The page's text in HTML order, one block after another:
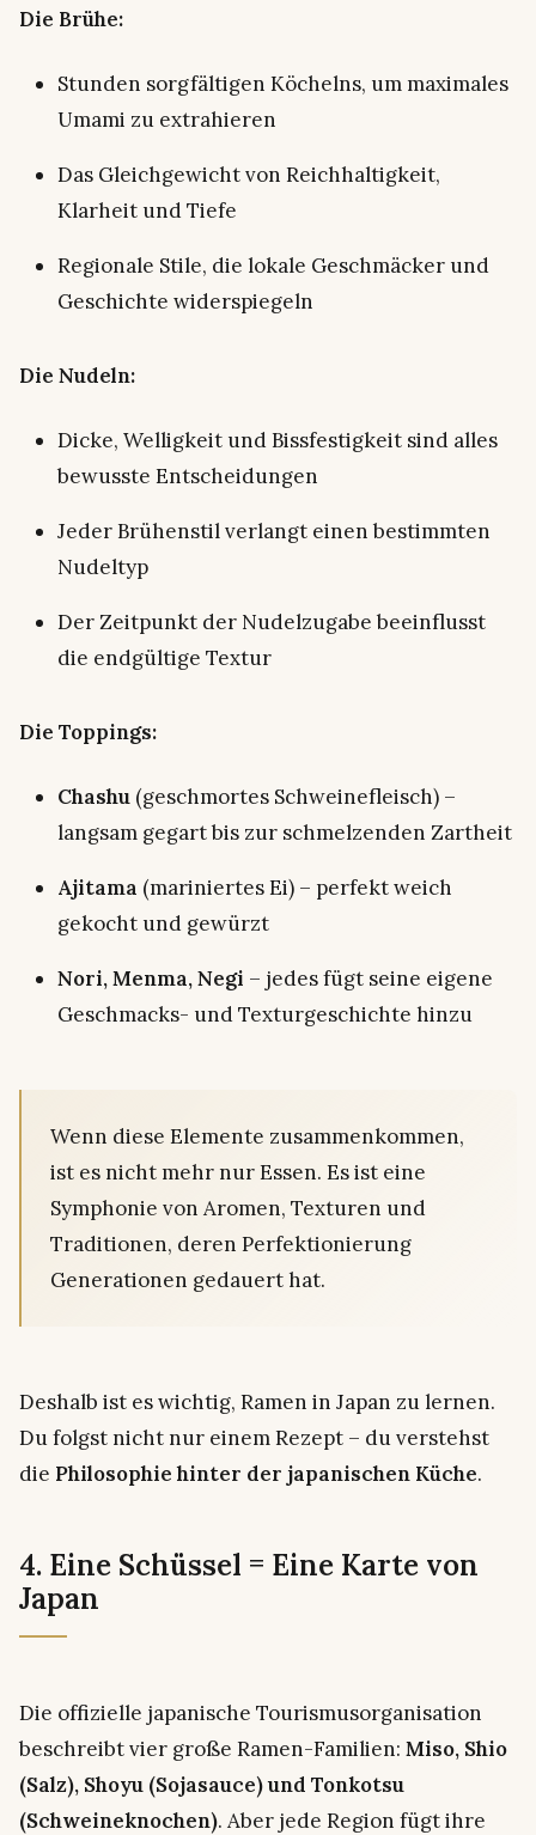
Die Brühe:
Stunden sorgfältigen Köchelns, um maximales
Umami zu extrahieren
Das Gleichgewicht von Reichhaltigkeit,
Klarheit und Tiefe
Regionale Stile, die lokale Geschmäcker und
Geschichte widerspiegeln
Die Nudeln:
Dicke, Welligkeit und Bissfestigkeit sind alles
bewusste Entscheidungen
Jeder Brühenstil verlangt einen bestimmten
Nudeltyp
Der Zeitpunkt der Nudelzugabe beeinflusst
die endgültige Textur
Die Toppings:
Chashu (geschmortes Schweinefleisch) –
langsam gegart bis zur schmelzenden Zartheit
Ajitama (mariniertes Ei) – perfekt weich
gekocht und gewürzt
Nori, Menma, Negi – jedes fügt seine eigene
Geschmacks- und Texturgeschichte hinzu
Wenn diese Elemente zusammenkommen,
ist es nicht mehr nur Essen. Es ist eine
Symphonie von Aromen, Texturen und
Traditionen, deren Perfektionierung
Generationen gedauert hat.
Deshalb ist es wichtig, Ramen in Japan zu lernen.
Du folgst nicht nur einem Rezept – du verstehst
die Philosophie hinter der japanischen Küche.
4. Eine Schüssel = Eine Karte von
Japan
Die offizielle japanische Tourismusorganisation
beschreibt vier große Ramen-Familien: Miso, Shio
(Salz), Shoyu (Sojasauce) und Tonkotsu
(Schweineknochen). Aber jede Region fügt ihre